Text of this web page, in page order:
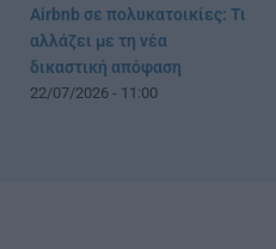
Airbnb σε πολυκατοικίες: Τι
αλλάζει με τη νέα
δικαστική απόφαση
22/07/2026 - 11:00